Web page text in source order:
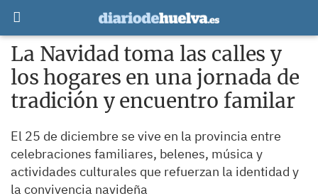
La Navidad toma las calles y
los hogares en una jornada de
tradición y encuentro familar
El 25 de diciembre se vive en la provincia entre
celebraciones familiares, belenes, música y
actividades culturales que refuerzan la identidad y
la convivencia navideña